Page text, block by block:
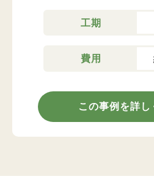
工期
費用
この事例を詳し